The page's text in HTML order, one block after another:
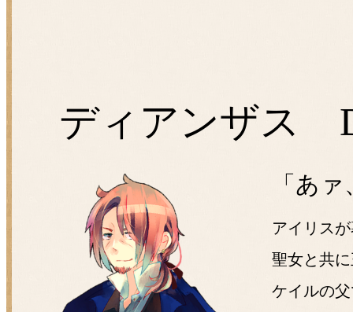
ディアンザス
「あ
アイリス
聖女と共
ケイルの